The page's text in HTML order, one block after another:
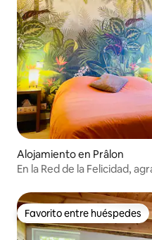
Alojamiento en Prâlon
En la Red de la Felicidad,
Favorito entre huéspedes
Favorito entre huéspedes